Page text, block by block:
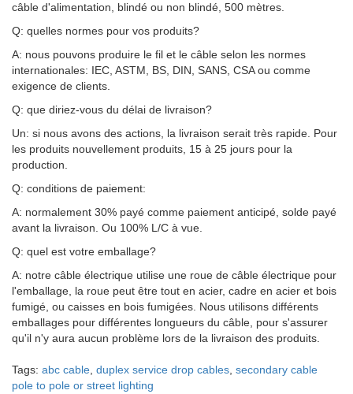
câble d'alimentation, blindé ou non blindé, 500 mètres.
Q: quelles normes pour vos produits?
A: nous pouvons produire le fil et le câble selon les normes
internationales: IEC, ASTM, BS, DIN, SANS, CSA ou comme
exigence de clients.
Q: que diriez-vous du délai de livraison?
Un: si nous avons des actions, la livraison serait très rapide. Pour
les produits nouvellement produits, 15 à 25 jours pour la
production.
Q: conditions de paiement:
A: normalement 30% payé comme paiement anticipé, solde payé
avant la livraison. Ou 100% L/C à vue.
Q: quel est votre emballage?
A: notre câble électrique utilise une roue de câble électrique pour
l'emballage, la roue peut être tout en acier, cadre en acier et bois
fumigé, ou caisses en bois fumigées. Nous utilisons différents
emballages pour différentes longueurs du câble, pour s'assurer
qu'il n'y aura aucun problème lors de la livraison des produits.
Tags: abc cable duplex service drop cables secondary cable
pole to pole or street lighting